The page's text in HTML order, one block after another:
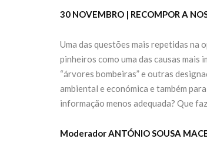
30 NOVEMBRO | RECOMPOR A
Uma das questões mais repetidas
pinheiros como uma das causas
“árvores bombeiras” e outras
ambiental e económica e também
informação menos adequada? Que
ModeradorANTÓNIO SOUSA